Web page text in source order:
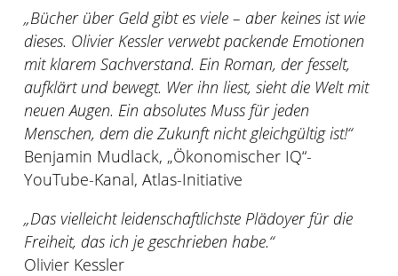
„Bücher über Geld gibt es viele – aber keines ist wie
dieses. Olivier Kessler verwebt packende Emotionen
mit klarem Sachverstand. Ein Roman, der fesselt,
aufklärt und bewegt. Wer ihn liest, sieht die Welt mit
neuen Augen. Ein absolutes Muss für jeden
Menschen, dem die Zukunft nicht gleichgültig ist!“
Benjamin Mudlack, „Ökonomischer IQ“-
YouTube-Kanal, Atlas-Initiative
„Das vielleicht leidenschaftlichste Plädoyer für die
Freiheit, das ich je geschrieben habe.“
Olivier Kessler